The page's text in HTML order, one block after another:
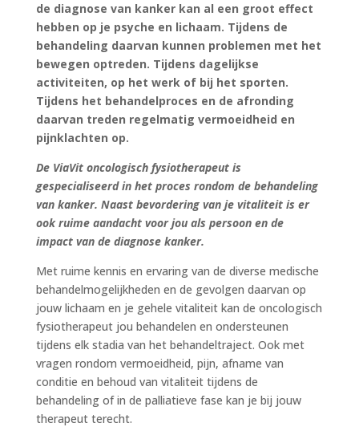
de diagnose van kanker kan al een groot effect
hebben op je psyche en lichaam. Tijdens de
behandeling daarvan kunnen problemen met het
bewegen optreden. Tijdens dagelijkse
activiteiten, op het werk of bij het sporten.
Tijdens het behandelproces en de afronding
daarvan treden regelmatig vermoeidheid en
pijnklachten op.
De ViaVit oncologisch fysiotherapeut is
gespecialiseerd in het proces rondom de behandeling
van kanker. Naast bevordering van je vitaliteit is er
ook ruime aandacht voor jou als persoon en de
impact van de diagnose kanker.
Met ruime kennis en ervaring van de diverse medische
behandelmogelijkheden en de gevolgen daarvan op
jouw lichaam en je gehele vitaliteit kan de oncologisch
fysiotherapeut jou behandelen en ondersteunen
tijdens elk stadia van het behandeltraject. Ook met
vragen rondom vermoeidheid, pijn, afname van
conditie en behoud van vitaliteit tijdens de
behandeling of in de palliatieve fase kan je bij jouw
therapeut terecht.